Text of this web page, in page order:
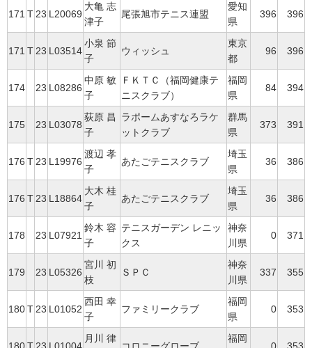
171 T 23 L20069
大亀 志
津子
尾張旭市テニス連盟
愛知
県
396 396
171 T 23 L03514
小泉 節
子
ウィッシュ
東京
都
96 396
174 23 L08286
中原 敏
子
ＦＫＴＣ（福岡健康テ
ニスクラブ）
福岡
県
84 394
175 23 L03078
荻原 昌
子
ラポームあすなろラケ
ットクラブ
群馬
県
373 391
176 T 23 L19976
渡辺 孝
子
あたごテニスクラブ
埼玉
県
36 386
176 T 23 L18864
大木 桂
子
あたごテニスクラブ
埼玉
県
36 386
178 23 L07921
鈴木 容
子
テニスガーデン レニッ
クス
神奈
川県
0 371
179 23 L05326
宮川 初
枝
ＳＰＣ
神奈
川県
337 355
180T 23 L01052
西田 幸
子
ファミリークラブ
福岡
県
0 353
月川 律
福岡